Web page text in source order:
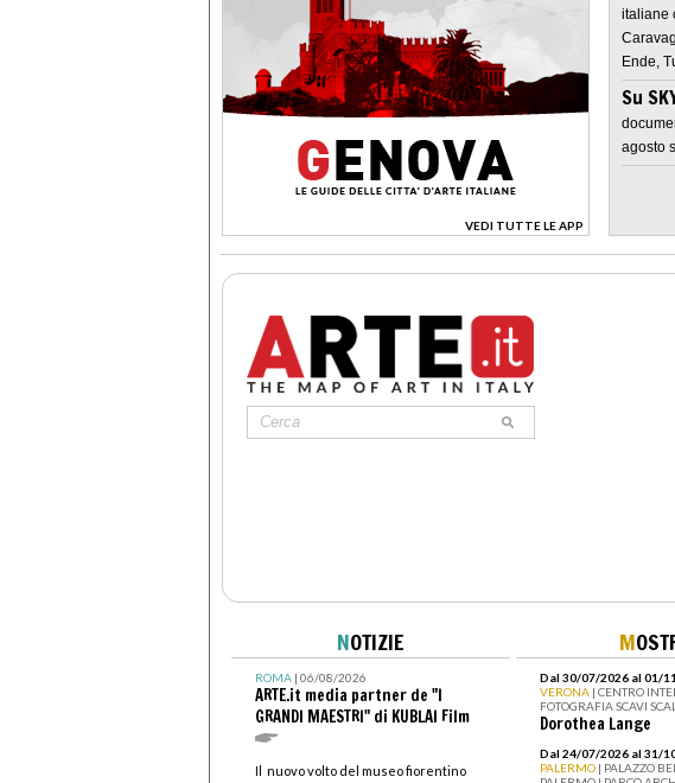
VEDI TUTTE LE APP
>
italiane
Ende,
Su
agosto
NOTIZIE
ROMA| 06/08/2026
ARTE.it media partner de "I
GRANDI MAESTRI" di KUBLAI Film
Il nuovo volto del museo fiorentino
M
Dal 30/07/2026 al 01/
VERONA | CENTRO
FOTOGRAFIA SCAVI
Dorothea Lange
Dal 24/07/2026 al 31/
PALERMO | PALAZZO